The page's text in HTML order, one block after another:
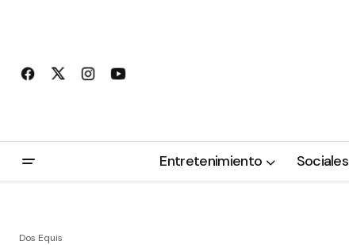
Entretenimiento Sociales
Dos Equis